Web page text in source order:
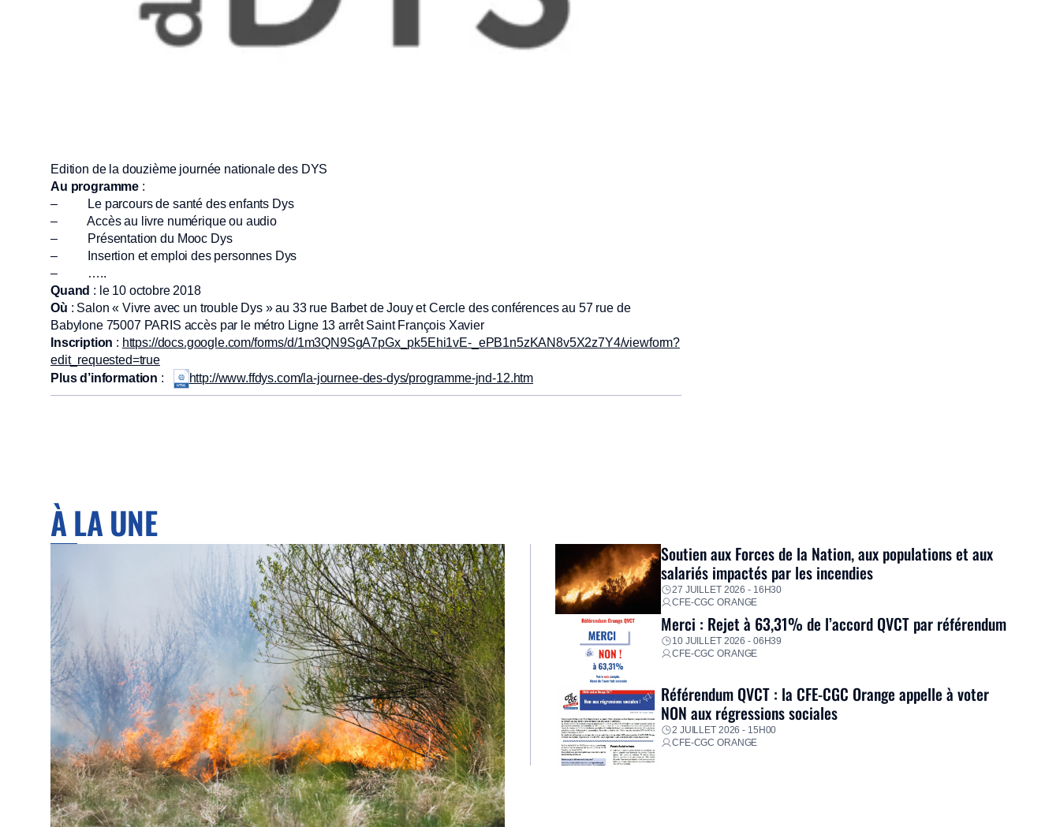
Edition de la douzième journée nationale des DYS
Au programme :
– Le parcours de santé des enfants Dys
– Accès au livre numérique ou audio
– Présentation du Mooc Dys
– Insertion et emploi des personnes Dys
– …..
Quand : le 10 octobre 2018
Où : Salon « Vivre avec un trouble Dys » au 33 rue Barbet de Jouy et Cercle des conférences au 57 rue de
Babylone 75007 PARIS accès par le métro Ligne 13 arrêt Saint François Xavier
Inscription : https://docs.google.com/forms/d/1m3QN9SgA7pGx_pk5Ehi1vE-_ePB1n5zKAN8v5X2z7Y4/viewform?
edit_requested=true
Plus d’information : http://www.ffdys.com/la-journee-des-dys/programme-jnd-12.htm
À LA UNE
Soutien aux Forces de la Nation, aux populations et aux
salariés impactés par les incendies
27 JUILLET 2026 - 16H30
CFE-CGC ORANGE
Merci : Rejet à 63,31% de l’accord QVCT par référendum
10 JUILLET 2026 - 06H39
CFE-CGC ORANGE
Référendum QVCT : la CFE-CGC Orange appelle à voter
NON aux régressions sociales
2 JUILLET 2026 - 15H00
CFE-CGC ORANGE